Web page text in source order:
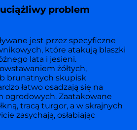
problem
jest przez specyficzne
które atakują blaszki
lata i jesieni.
żółtych,
brunatnych skupisk
łatwo osadzają się na
ogrodowych. Zaatakowane
tracą turgor, a w skrajnych
zasychają, osłabiając